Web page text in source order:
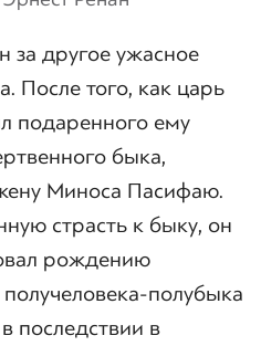
за другое ужасное
После того, как царь
подаренного ему
быка,
Миноса Пасифаю.
страсть к быку, он
рождению
полубыка
последствии в